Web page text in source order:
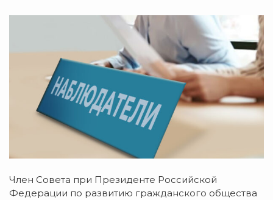
Член Совета при Президенте Российской
Федерации по развитию гражданского общества